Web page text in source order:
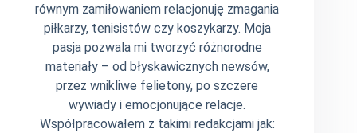
równym zamiłowaniem relacjonuję zmagania
piłkarzy, tenisistów czy koszykarzy. Moja
pasja pozwala mi tworzyć różnorodne
materiały – od błyskawicznych newsów,
przez wnikliwe felietony, po szczere
wywiady i emocjonujące relacje.
Współpracowałem z takimi redakcjami jak: